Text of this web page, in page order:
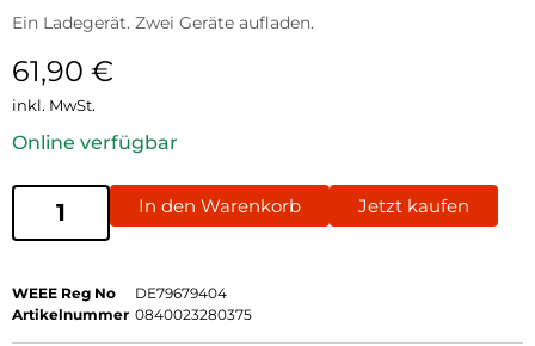
Ein Ladegerät. Zwei Geräte aufladen.
61,90 €
inkl. MwSt.
Online verfügbar
In den Warenkorb Jetzt kaufen
WEEE Reg No
DE79679404
Artikelnummer 0840023280375